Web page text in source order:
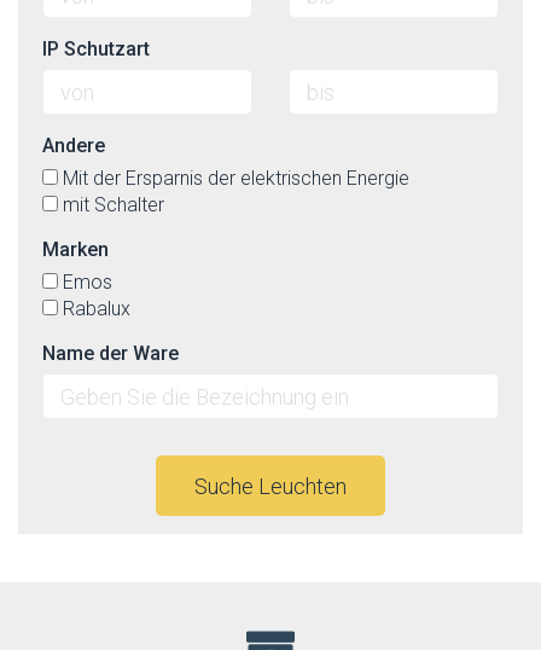
IP Schutzart
Andere
Mit der Ersparnis der elektrischen Energie
mit Schalter
Marken
Emos
Rabalux
Name der Ware
Suche Leuchten